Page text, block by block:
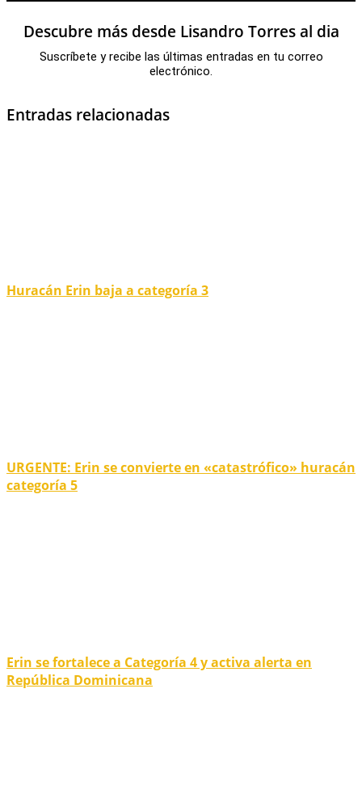
Descubre más desde Lisandro Torres al dia
Suscríbete y recibe las últimas entradas en tu correo
electrónico.
Entradas relacionadas
Huracán Erin baja a categoría 3
URGENTE: Erin se convierte en «catastrófico» huracán
categoría 5
Erin se fortalece a Categoría 4 y activa alerta en
República Dominicana